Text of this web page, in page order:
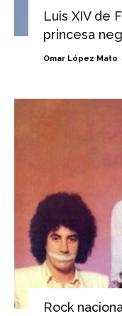
Luis XIV de
princesa
Omar López Mato
Rock